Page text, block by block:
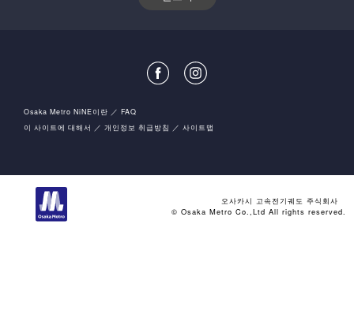
Osaka Metro NiNE이란
FAQ
이 사이트에 대해서
개인정보 취급방침 사이트맵
오사카시 고속전기궤도 주식회사
© Osaka Metro Co.,Ltd All rights reserved.